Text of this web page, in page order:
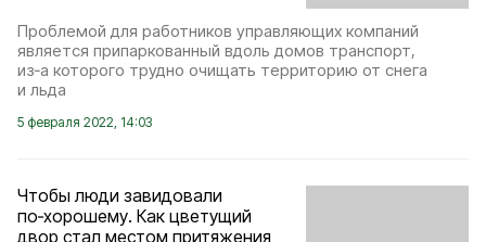
Проблемой для работников управляющих компаний
является припаркованный вдоль домов транспорт,
из‑а которого трудно очищать территорию от снега
и льда
5 февраля 2022, 14:03
Чтобы люди завидовали
по‑хорошему. Как цветущий
двор стал местом притяжения